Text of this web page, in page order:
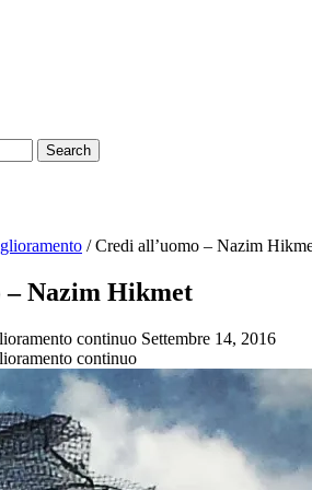
Search
/Credi all’uomo – Nazim
– Nazim Hikmet
continuo Settembre 14, 2016
continuo